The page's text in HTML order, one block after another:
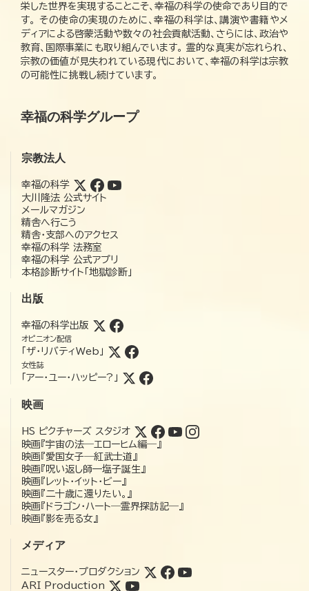
栄した世界を実現することこそ、幸福の科学の使命であり目的で
す。 その使命の実現のために、幸福の科学は、講演や書籍やメ
ディアによる啓蒙活動や数々の社会貢献活動、さらには、政治や
教育、国際事業にも取り組んでいます。 霊的な真実が忘れられ、
宗教の価値が見失われている現代において、幸福の科学は宗教
の可能性に挑戦し続けています。
幸福の科学グループ
宗教法人
幸福の科学
大川隆法 公式サイト
メールマガジン
精舎へ行こう
精舎・支部へのアクセス
幸福の科学 法務室
幸福の科学 公式アプリ
本格診断サイト「地獄診断」
出版
幸福の科学出版
オピニオン配信
「ザ・リバティWeb」
女性誌
「アー・ユー・ハッピー?」
映画
HS ピクチャーズ スタジオ
映画『宇宙の法―エローヒム編―』
映画『愛国女子―紅武士道』
映画『呪い返し師—塩子誕生』
映画『レット・イット・ビー』
映画『二十歳に還りたい。』
映画『ドラゴン・ハート―霊界探訪記―』
映画『影を売る女』
メディア
ニュースター・プロダクション
ARI Production